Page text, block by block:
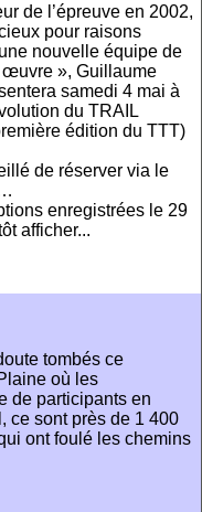
de l’épreuve en 2002,
pour raisons
nouvelle équipe de
œuvre », Guillaume
samedi 4 mai à
du TRAIL
édition du TTT)
de réserver via le
enregistrées le 29
afficher...
tombés ce
où les
de participants en
ce sont près de 1 400
ont foulé les chemins